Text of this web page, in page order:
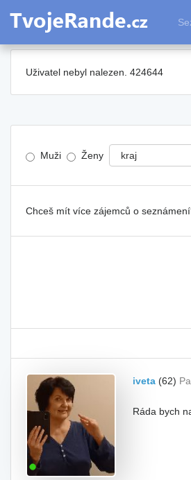
Uživatel nebyl nalezen. 424644
Muži Ženy
Chceš mít více zájemců o
iveta (62)
Ráda bych